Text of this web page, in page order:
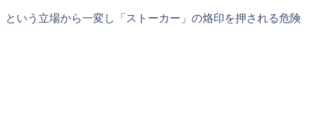
という立場から一変し
「ストーカー」の烙印を押される危険